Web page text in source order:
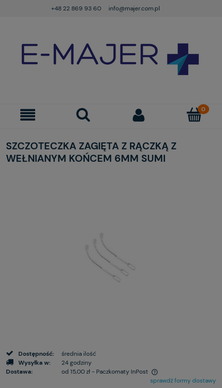
+48 22 869 93 60 info@majer.com.pl
SZCZOTECZKA ZAGIĘTA Z RĄCZKĄ Z
WEŁNIANYM KOŃCEM 6MM SUMI
Dostępność:
średnia ilość
Wysyłka w:
24 godziny
Dostawa:
od 15,00 zł- Paczkomaty InPost
sprawdź formy dostawy